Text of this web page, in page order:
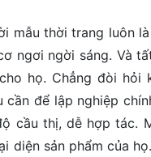
mẫu thời trang luôn
ngơi ngời sáng. Và
họ. Chẳng đòi hỏi
cần để lập nghiệp
cầu thị, dễ hợp tác.
diện sản phẩm của